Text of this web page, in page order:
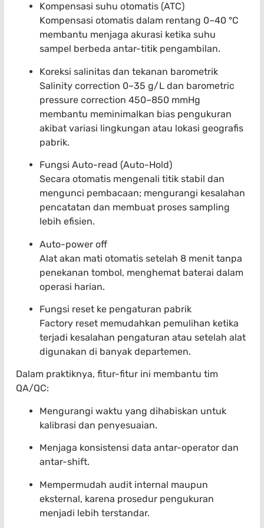
Kompensasi suhu otomatis (ATC)
Kompensasi otomatis dalam rentang 0–40 °C
membantu menjaga akurasi ketika suhu
sampel berbeda antar-titik pengambilan.
Koreksi salinitas dan tekanan barometrik
Salinity correction 0–35 g/L dan barometric
pressure correction 450–850 mmHg
membantu meminimalkan bias pengukuran
akibat variasi lingkungan atau lokasi geografis
pabrik.
Fungsi Auto-read (Auto-Hold)
Secara otomatis mengenali titik stabil dan
mengunci pembacaan; mengurangi kesalahan
pencatatan dan membuat proses sampling
lebih efisien.
Auto-power off
Alat akan mati otomatis setelah 8 menit tanpa
penekanan tombol, menghemat baterai dalam
operasi harian.
Fungsi reset ke pengaturan pabrik
Factory reset memudahkan pemulihan ketika
terjadi kesalahan pengaturan atau setelah alat
digunakan di banyak departemen.
Dalam praktiknya, fitur-fitur ini membantu tim
QA/QC:
Mengurangi waktu yang dihabiskan untuk
kalibrasi dan penyesuaian.
Menjaga konsistensi data antar-operator dan
antar-shift.
Mempermudah audit internal maupun
eksternal, karena prosedur pengukuran
menjadi lebih terstandar.